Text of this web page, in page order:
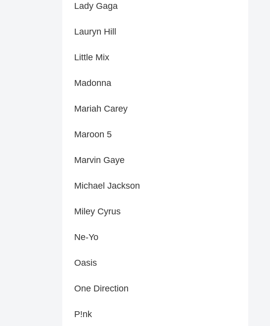
Lady Gaga
Lauryn Hill
Little Mix
Madonna
Mariah Carey
Maroon 5
Marvin Gaye
Michael Jackson
Miley Cyrus
Ne-Yo
Oasis
One Direction
P!nk